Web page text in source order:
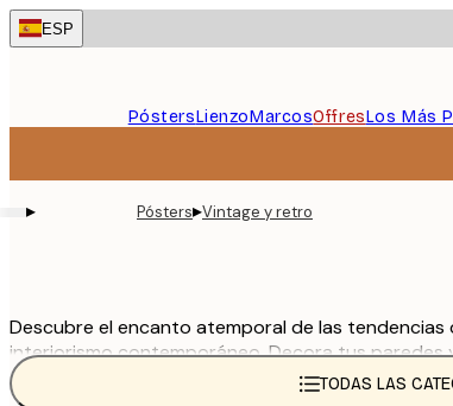
Skip
to
ESP
PóstersLienzoMarcosOffresLos Más
▸ Pósters▸Vintage y retro
Descubre el encanto atemporal de las
interiorismo contemporáneo. Decora tus
un encanto atemporal.
TODAS LAS